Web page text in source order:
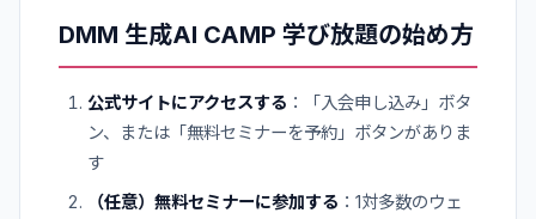
DMM 生成AI CAMP 学び放題の始め方
公式サイトにアクセスする ：「入会申し込み」ボタ
ン、または「無料セミナーを予約」ボタンがありま
す
（任意）無料セミナーに参加する ：1対多数のウェ